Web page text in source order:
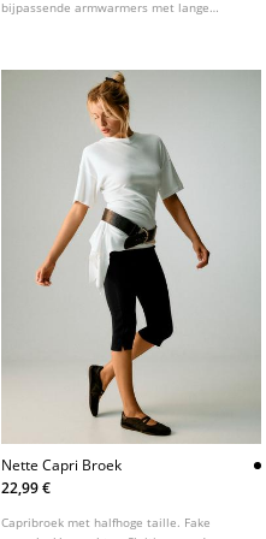
bijpassende armwarmers met lange
Nette Capri Broek
22,99 €
Capribroek met halfhoge taille. Fake